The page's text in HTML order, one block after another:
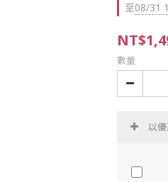
至08/31
數量
以